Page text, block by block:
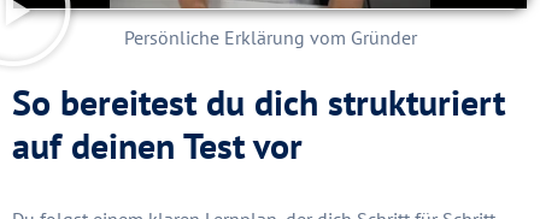
Persönliche Erklärung vom Gründer
So bereitest du dich strukturiert
auf deinen Test vor